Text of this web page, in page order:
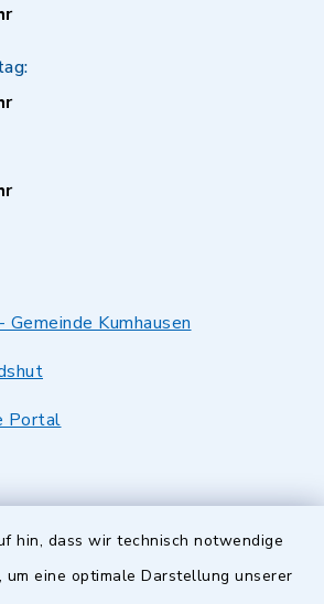
hin, dass wir technisch notwendige
um eine optimale Darstellung unserer
Kumhausen
Portal